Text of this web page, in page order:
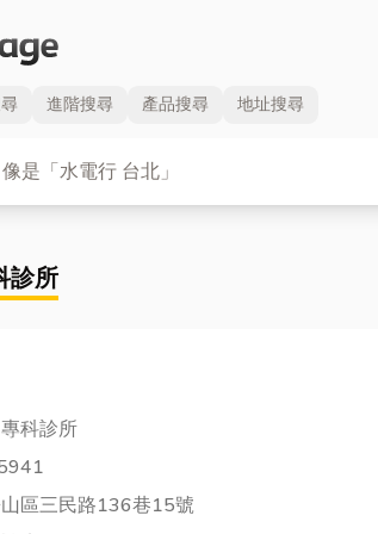
進階搜尋 產品搜尋 地址搜尋
診所
專科診所
區三民路136巷15號